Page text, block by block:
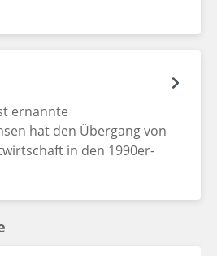
ernannte
hat den Übergang von
in den 1990er-